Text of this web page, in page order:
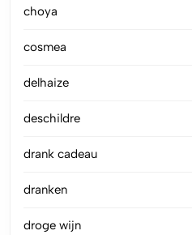
choya
cosmea
delhaize
deschildre
drank cadeau
dranken
droge wijn